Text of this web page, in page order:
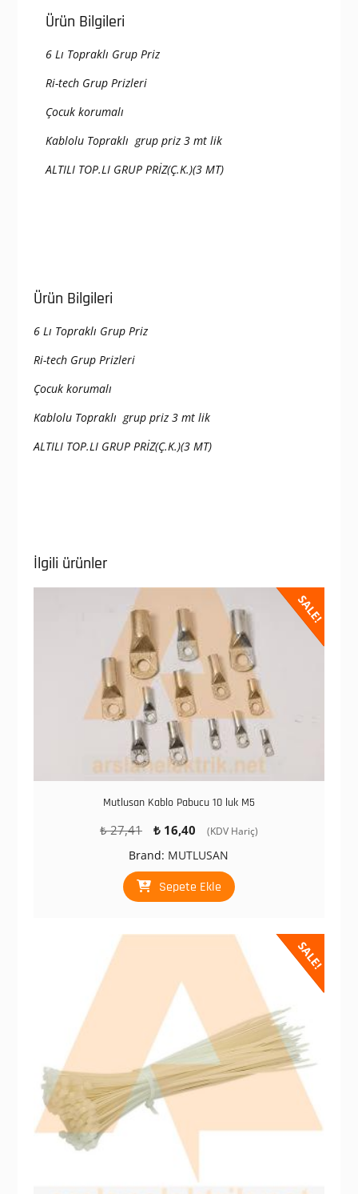
Ürün Bilgileri
6 Lı Topraklı Grup Priz
Ri-tech Grup Prizleri
Çocuk korumalı
Kablolu Topraklı grup priz 3 mt lik
ALTILI TOP.LI GRUP PRİZ(Ç.K.)(3 MT)
Ürün Bilgileri
6 Lı Topraklı Grup Priz
Ri-tech Grup Prizleri
Çocuk korumalı
Kablolu Topraklı grup priz 3 mt lik
ALTILI TOP.LI GRUP PRİZ(Ç.K.)(3 MT)
İlgili ürünler
SALE!
Mutlusan Kablo Pabucu 10 luk M5
₺27,41
Orijinal
₺ 27,41.
₺16,40
Şu
fiyat:
₺ 16,40.
(KDV Hariç)
Brand: MUTLUSAN
Sepete Ekle
SALE!